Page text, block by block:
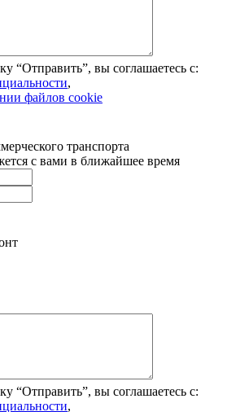
“Отправить”, вы соглашаетесь с:
,
файлов cookie
транспорта
с вами в ближайшее время
“Отправить”, вы соглашаетесь с:
,